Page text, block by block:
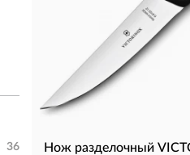
36
Нож разделочный